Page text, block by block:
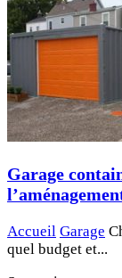
Garage
Accueil Garage
quel budget et...